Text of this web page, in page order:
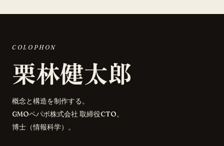
COLOPHON
栗林健太郎
概念と構造を制作する。
GMOペパボ株式会社 取締役CTO。
博士（情報科学）。